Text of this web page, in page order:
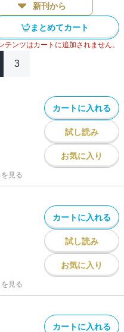
新刊から
まとめてカート
ンツはカートに追加されません。
3
カートに入れる
試し読み
お気に入り
見る
カートに入れる
試し読み
お気に入り
見る
カートに入れる